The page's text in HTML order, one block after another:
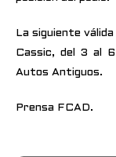
La siguiente
Cassic, del 3 al
Autos Antiguos.
Prensa FCAD.